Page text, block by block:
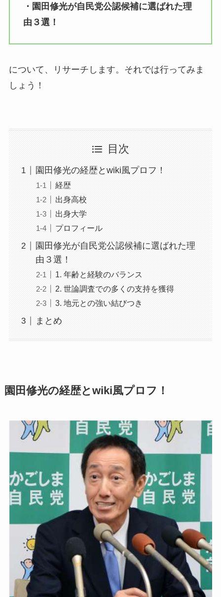
・園田修光が自民党公認候補に選ばれた理
由３選！
について、リサーチします。それでは行ってみま
しょう！
目次
園田修光の経歴とwiki風プロフ！
経歴
出身高校
出身大学
プロフィール
園田修光が自民党公認候補に選ばれた理
由３選！
1. 年齢と経験のバランス
2. 世論調査での多くの支持を獲得
3. 地元との強い結びつき
まとめ
園田修光の経歴とwiki風プロフ！